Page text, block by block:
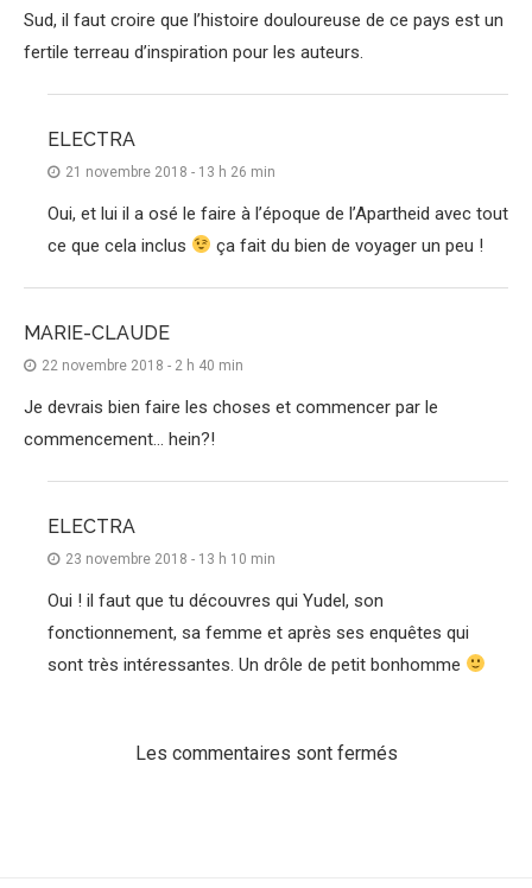
Sud, il faut croire que l’histoire douloureuse de ce pays est un
fertile terreau d’inspiration pour les auteurs.
ELECTRA
21 novembre 2018 - 13 h 26 min
Oui, et lui il a osé le faire à l’époque de l’Apartheid avec tout
ce que cela inclus
ça fait du bien de voyager un peu !
MARIE-CLAUDE
22 novembre 2018 - 2 h 40 min
Je devrais bien faire les choses et commencer par le
commencement… hein?!
ELECTRA
23 novembre 2018 - 13 h 10 min
Oui ! il faut que tu découvres qui Yudel, son
fonctionnement, sa femme et après ses enquêtes qui
sont très intéressantes. Un drôle de petit bonhomme
Les commentaires sont fermés